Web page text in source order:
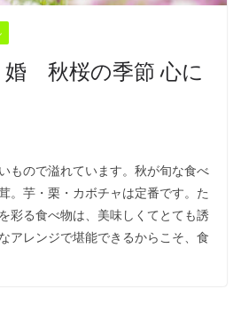
婚 秋桜の季節 心に
もので溢れています。秋が旬な食べ
。芋・栗・カボチャは定番です。た
彩る食べ物は、美味しくてとても誘
アレンジで堪能できるからこそ、食